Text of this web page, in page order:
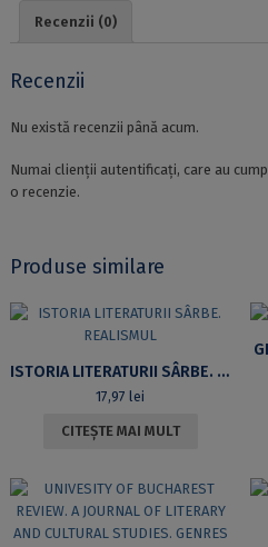
Recenzii (0)
Recenzii
Nu există recenzii până acum.
Numai clienții autentificați, care au
o recenzie.
Produse similare
ISTORIA LITERATURII SÂRBE. REALISMUL
17,97lei
CITEȘTE MAI MULT